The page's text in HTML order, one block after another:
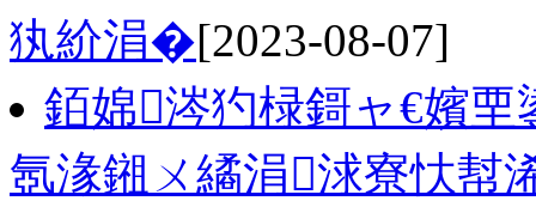
犱紒涓�[2023-08-07]
銆婂涔犳椂鎶ャ€嬪
氬湪鎺ㄨ繘涓浗寮忕幇